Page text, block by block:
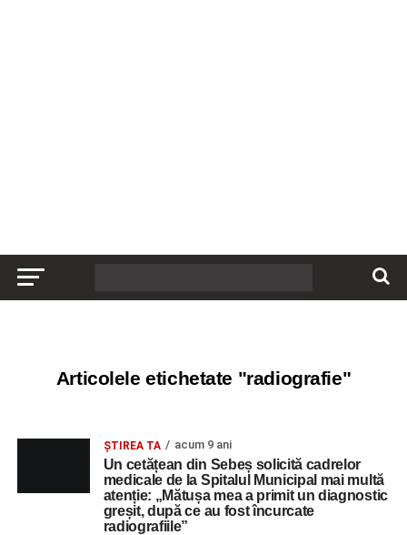
Articolele etichetate "radiografie"
ŞTIREA TA acum 9 ani
Un cetățean din Sebeș solicită cadrelor
medicale de la Spitalul Municipal mai multă
atenție: „Mătușa mea a primit un diagnostic
greșit, după ce au fost încurcate
radiografiile”